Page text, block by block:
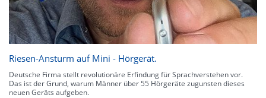
Riesen-Ansturm auf Mini - Hörgerät.
Deutsche Firma stellt revolutionäre Erfindung für Sprachverstehen vor.
Das ist der Grund, warum Männer über 55 Hörgeräte zugunsten dieses
neuen Geräts aufgeben.